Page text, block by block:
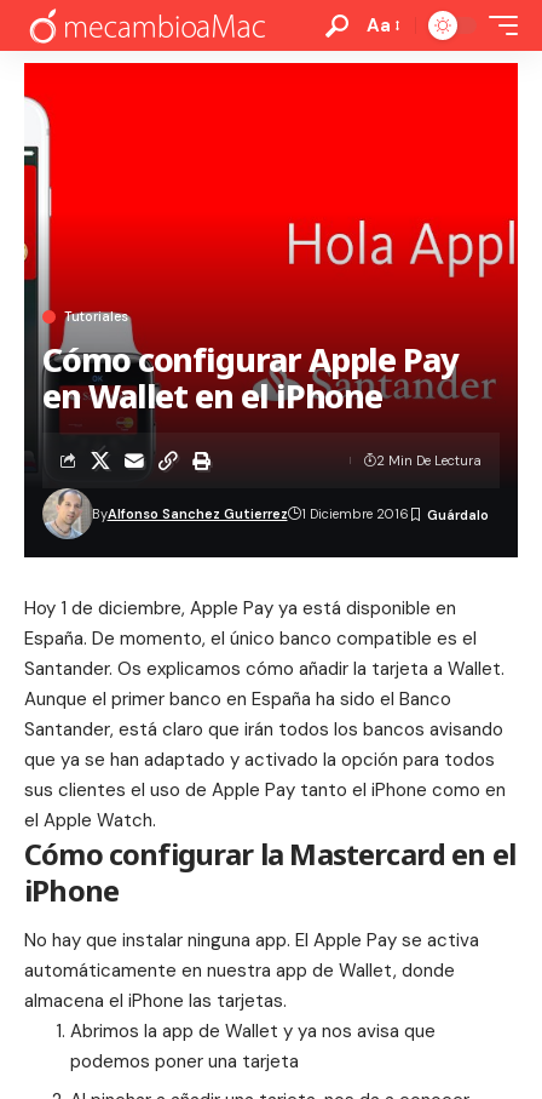
Aa
Tutoriales
Cómo configurar Apple Pay
en Wallet en el iPhone
ByAlfonso Sanchez Gutierrez 1 Diciembre 2016
2 Min De Lectura
Hoy 1 de diciembre, Apple Pay ya está disponible en
España. De momento, el único banco compatible es el
Santander. Os explicamos cómo añadir la tarjeta a Wallet.
Aunque el primer banco en España ha sido el Banco
Santander, está claro que irán todos los bancos avisando
que ya se han adaptado y activado la opción para todos
sus clientes el uso de Apple Pay tanto el iPhone como en
el Apple Watch.
Cómo configurar la Mastercard en el
iPhone
No hay que instalar ninguna app. El Apple Pay se activa
automáticamente en nuestra app de Wallet, donde
almacena el iPhone las tarjetas.
Abrimos la app de Wallet y ya nos avisa que
podemos poner una tarjeta